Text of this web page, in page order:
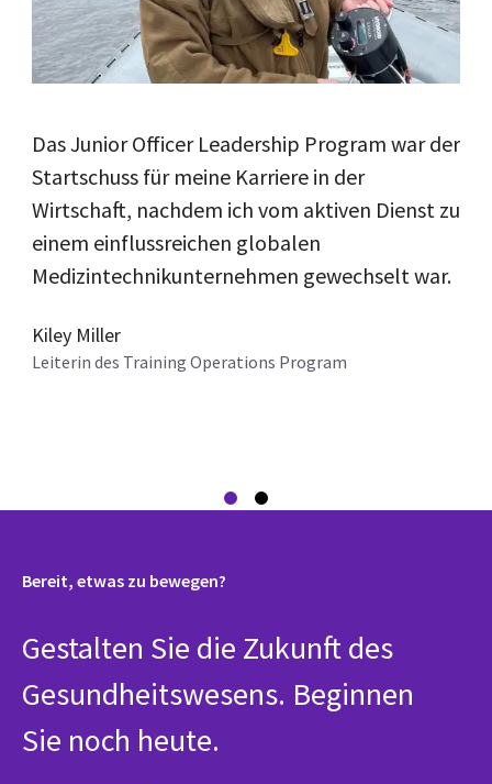
Das Junior Officer Leadership Program war der
Startschuss für meine Karriere in der
Wirtschaft, nachdem ich vom aktiven Dienst zu
einem einflussreichen globalen
Medizintechnikunternehmen gewechselt war.
Kiley Miller
Leiterin des Training Operations Program
Bereit, etwas zu bewegen?
Gestalten Sie die Zukunft des
Gesundheitswesens. Beginnen
Sie noch heute.